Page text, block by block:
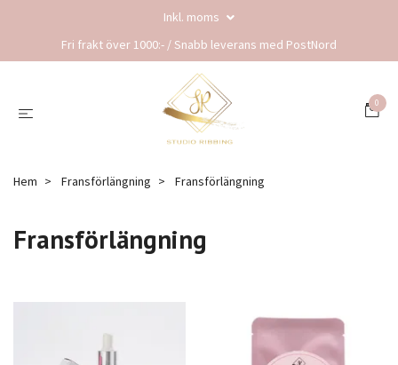
Inkl. moms
Fri frakt över 1000:- / Snabb leverans med PostNord
0
Hem Fransförlängning Fransförlängning
Fransförlängning